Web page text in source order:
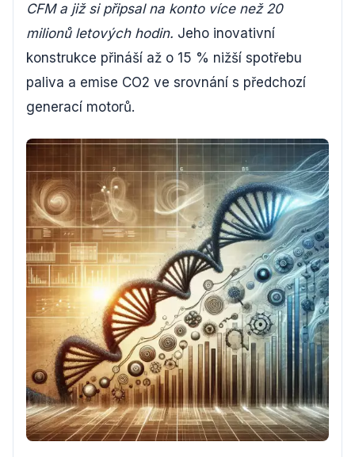
CFM a již si připsal na konto více než 20
milionů letových hodin. Jeho inovativní
konstrukce přináší až o 15 % nižší spotřebu
paliva a emise CO2 ve srovnání s předchozí
generací motorů.